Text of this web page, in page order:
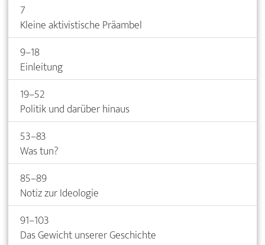
7
Kleine aktivistische Präambel
9–18
Einleitung
19–52
Politik und darüber hinaus
53–83
Was tun?
85–89
Notiz zur Ideologie
91–103
Das Gewicht unserer Geschichte